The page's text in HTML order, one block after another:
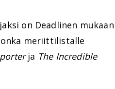
on Deadlinen mukaan
meriittilistalle
ja The Incredible